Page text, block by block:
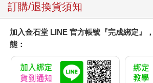
訂購/退換貨須知
加入金石堂 LINE 官方帳號『完成綁定』
態：